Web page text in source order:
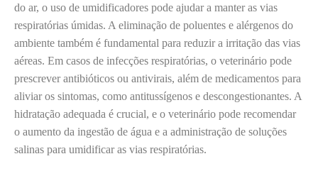
do ar, o uso de umidificadores pode ajudar a manter as vias
respiratórias úmidas. A eliminação de poluentes e alérgenos do
ambiente também é fundamental para reduzir a irritação das vias
aéreas. Em casos de infecções respiratórias, o veterinário pode
prescrever antibióticos ou antivirais, além de medicamentos para
aliviar os sintomas, como antitussígenos e descongestionantes. A
hidratação adequada é crucial, e o veterinário pode recomendar
o aumento da ingestão de água e a administração de soluções
salinas para umidificar as vias respiratórias.